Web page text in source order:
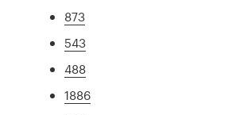
873
543
488
1886